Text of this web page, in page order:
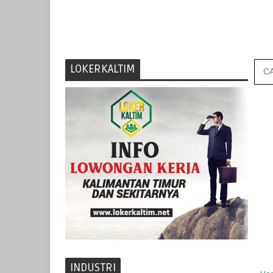
LOKERKALTIM
INDUSTRI